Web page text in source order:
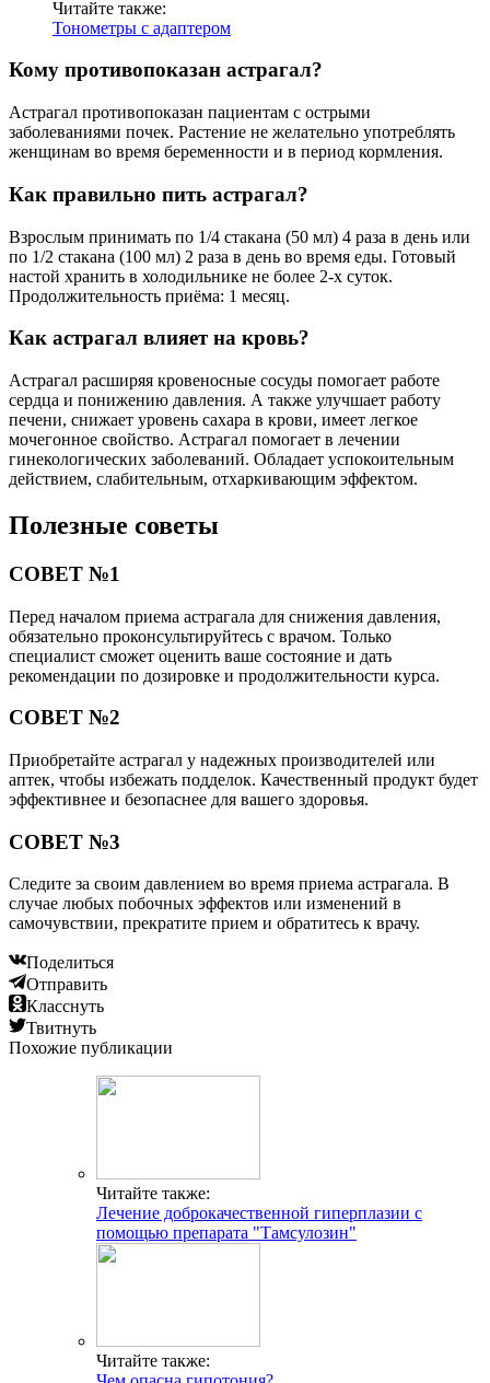
Читайте также:
Тонометры с адаптером
Кому противопоказан астрагал?
Астрагал противопоказан пациентам с острыми
заболеваниями почек. Растение не желательно употреблять
женщинам во время беременности и в период кормления.
Как правильно пить астрагал?
Взрослым принимать по 1/4 стакана (50 мл) 4 раза в день или
по 1/2 стакана (100 мл) 2 раза в день во время еды. Готовый
настой хранить в холодильнике не более 2-х суток.
Продолжительность приёма: 1 месяц.
Как астрагал влияет на кровь?
Астрагал расширяя кровеносные сосуды помогает работе
сердца и понижению давления. А также улучшает работу
печени, снижает уровень сахара в крови, имеет легкое
мочегонное свойство. Астрагал помогает в лечении
гинекологических заболеваний. Обладает успокоительным
действием, слабительным, отхаркивающим эффектом.
Полезные советы
СОВЕТ №1
Перед началом приема астрагала для снижения давления,
обязательно проконсультируйтесь с врачом. Только
специалист сможет оценить ваше состояние и дать
рекомендации по дозировке и продолжительности курса.
СОВЕТ №2
Приобретайте астрагал у надежных производителей или
аптек, чтобы избежать подделок. Качественный продукт будет
эффективнее и безопаснее для вашего здоровья.
СОВЕТ №3
Следите за своим давлением во время приема астрагала. В
случае любых побочных эффектов или изменений в
самочувствии, прекратите прием и обратитесь к врачу.
Поделиться
Отправить
Класснуть
Твитнуть
Похожие публикации
Читайте также:
Лечение доброкачественной гиперплазии с
помощью препарата "Тамсулозин"
Читайте также: